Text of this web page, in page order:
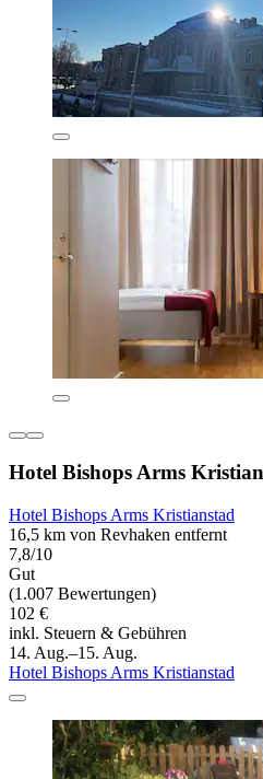
Hotel Bishops Arms
Hotel Bishops Arms Kristianstad
16,5 km von Revhaken entfernt
7,8/10
Gut
(1.007 Bewertungen)
102 €
inkl. Steuern & Gebühren
14. Aug.–15. Aug.
Hotel Bishops Arms Kristianstad